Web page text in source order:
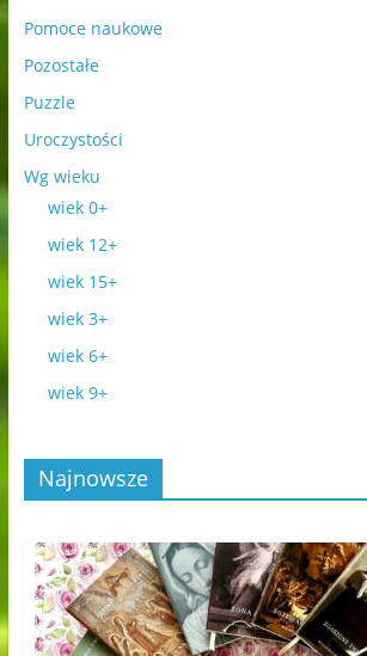
Pomoce naukowe
Pozostałe
Puzzle
Uroczystości
Wg wieku
wiek 0+
wiek 12+
wiek 15+
wiek 3+
wiek 6+
wiek 9+
Najnowsze